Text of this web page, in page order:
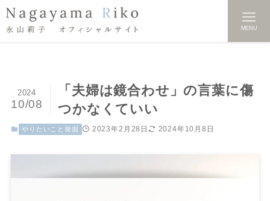
MENU
「夫婦は鏡合わせ」の言葉に傷
つかなくていい
2024
10/08
やりたいこと発掘 2023年2月28日 2024年10月8日